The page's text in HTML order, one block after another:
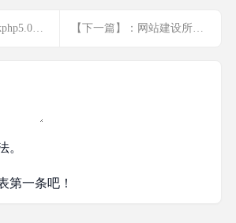
【上一篇】：Thinkphp5.0文档 【下一篇】：网站建设所能用到的一些网站
。
第一条吧！